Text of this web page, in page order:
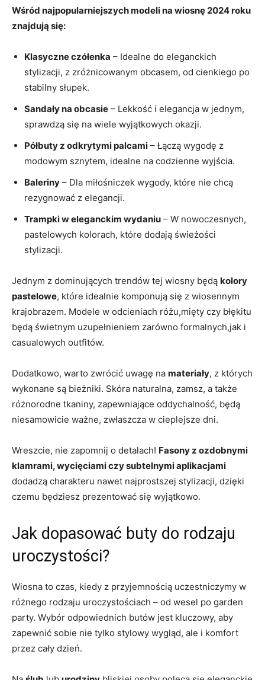
Wśród najpopularniejszych modeli na wiosnę 2024 roku
znajdują się:
Klasyczne czółenka – Idealne do eleganckich
stylizacji, z zróżnicowanym obcasem, od cienkiego po
stabilny słupek.
Sandały na obcasie – Lekkość i elegancja w jednym,
sprawdzą się na wiele wyjątkowych okazji.
Półbuty z odkrytymi palcami – Łączą wygodę z
modowym sznytem, idealne na codzienne wyjścia.
Baleriny – Dla miłośniczek wygody, które nie chcą
rezygnować z elegancji.
Trampki w eleganckim wydaniu – W nowoczesnych,
pastelowych kolorach, które dodają świeżości
stylizacji.
Jednym z dominujących trendów tej wiosny będą kolory
pastelowe, które idealnie komponują się z wiosennym
krajobrazem. Modele w odcieniach różu,mięty czy błękitu
będą świetnym uzupełnieniem zarówno formalnych,jak i
casualowych outfitów.
Dodatkowo, warto zwrócić uwagę na materiały, z których
wykonane są bieżniki. Skóra naturalna, zamsz, a także
różnorodne tkaniny, zapewniające oddychalność, będą
niesamowicie ważne, zwłaszcza w cieplejsze dni.
Wreszcie, nie zapomnij o detalach! Fasony z ozdobnymi
klamrami, wycięciami czy subtelnymi aplikacjami
dodadzą charakteru nawet najprostszej stylizacji, dzięki
czemu będziesz prezentować się wyjątkowo.
Jak dopasować buty do rodzaju
uroczystości?
Wiosna to czas, kiedy z przyjemnością uczestniczymy w
różnego rodzaju uroczystościach – od wesel po garden
party. Wybór odpowiednich butów jest kluczowy, aby
zapewnić sobie nie tylko stylowy wygląd, ale i komfort
przez cały dzień.